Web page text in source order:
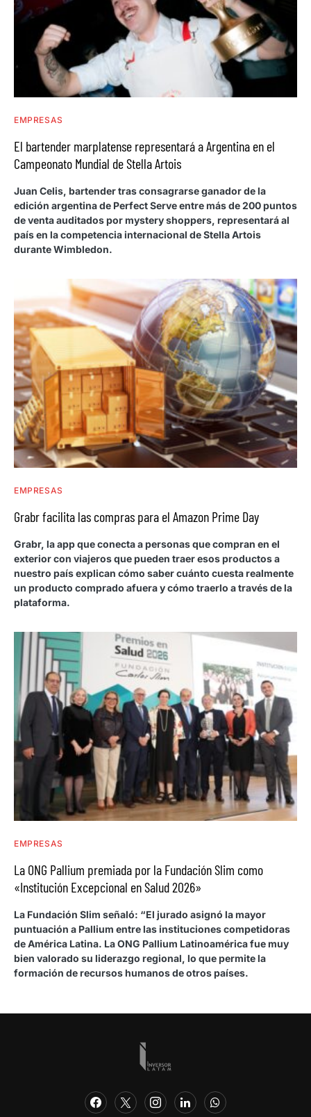
EMPRESAS
El bartender marplatense representará a Argentina en el
Campeonato Mundial de Stella Artois
Juan Celis, bartender tras consagrarse ganador de la
edición argentina de Perfect Serve entre más de 200 puntos
de venta auditados por mystery shoppers, representará al
país en la competencia internacional de Stella Artois
durante Wimbledon.
EMPRESAS
Grabr facilita las compras para el Amazon Prime Day
Grabr, la app que conecta a personas que compran en el
exterior con viajeros que pueden traer esos productos a
nuestro país explican cómo saber cuánto cuesta realmente
un producto comprado afuera y cómo traerlo a través de la
plataforma.
EMPRESAS
La ONG Pallium premiada por la Fundación Slim como
«Institución Excepcional en Salud 2026»
La Fundación Slim señaló: “El jurado asignó la mayor
puntuación a Pallium entre las instituciones competidoras
de América Latina. La ONG Pallium Latinoamérica fue muy
bien valorado su liderazgo regional, lo que permite la
formación de recursos humanos de otros países.